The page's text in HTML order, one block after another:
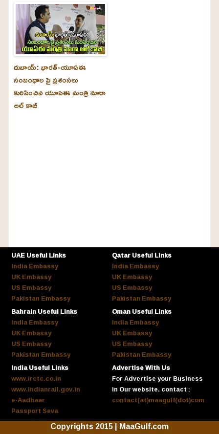
దుబాయ్‌: భారత్-యూఏఈ
సంబంధాల పై ప్రశంసలు
కురిపించిన యూఏఈ మంత్రి నూరా
అల్‌ కాబీ
UAE Useful Links
India Embassy
UK Embassy
US Embassy
Pakistan Embassy
Qatar Useful Links
India Embassy
UK Embassy
US Embassy
Pakistan Embassy
Bahrain Useful Links
India Embassy
UK Embassy
US Embassy
Pakistan Embassy
Oman Useful Links
India Embassy
UK Embassy
US Embassy
Pakistan Embassy
India Useful Links
www.irctc.co.in
www.indianrail.gov.in
e-Aadhaar
Passport Seva
Advertise With Us
For Advertise your Business
in Our website. contact :
contact(at)maagulf(dot)com
Copyrights 2015 | MaaGulf.com